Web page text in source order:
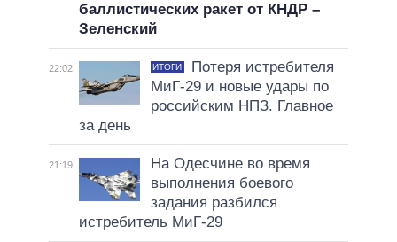
баллистических ракет от КНДР –
Зеленский
22:02 ИТОГИ
Потеря истребителя
МиГ-29 и новые удары по
российским НПЗ. Главное
за день
21:19
На Одесчине во время
выполнения боевого
задания разбился
истребитель МиГ-29